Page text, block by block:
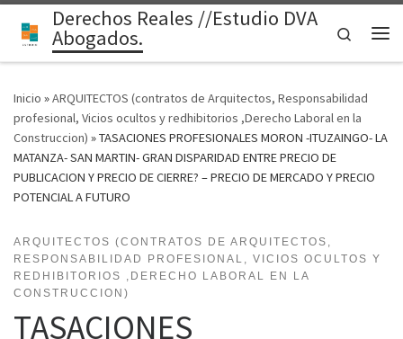
Saltar al contenido
Derechos Reales //Estudio DVA
Abogados.
Search
Inicio »ARQUITECTOS (contratos de Arquitectos, Responsabilidad
profesional, Vicios ocultos y redhibitorios ,Derecho Laboral en la
Construccion) »TASACIONES PROFESIONALES MORON -ITUZAINGO- LA
MATANZA- SAN MARTIN- GRAN DISPARIDAD ENTRE PRECIO DE
PUBLICACION Y PRECIO DE CIERRE? – PRECIO DE MERCADO Y PRECIO
POTENCIAL A FUTURO
ARQUITECTOS (CONTRATOS DE ARQUITECTOS,
RESPONSABILIDAD PROFESIONAL, VICIOS OCULTOS Y
REDHIBITORIOS ,DERECHO LABORAL EN LA
CONSTRUCCION)
TASACIONES